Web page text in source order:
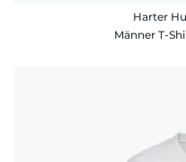
Harter
Männer T-